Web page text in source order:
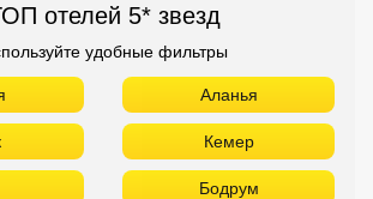
отелей 5* звезд
удобные фильтры
Аланья
Кемер
Бодрум